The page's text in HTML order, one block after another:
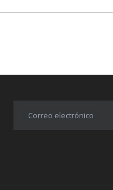
Correo electrónico